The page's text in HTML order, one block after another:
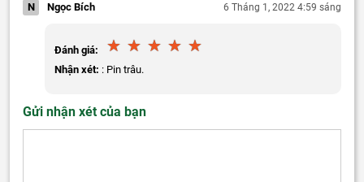
N Ngọc Bích 6 Tháng 1, 2022 4:59 sáng
Đánh giá:
Nhận xét: : Pin trâu.
Gửi nhận xét của bạn